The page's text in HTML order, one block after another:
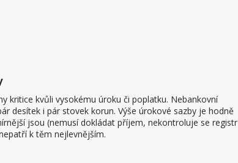
kritice kvůli vysokému úroku či poplatku. Nebankovní
desítek i pár stovek korun. Výše úrokové sazby je hodně
jsou (nemusí dokládat příjem, nekontroluje se registr
k těm nejlevnějším.